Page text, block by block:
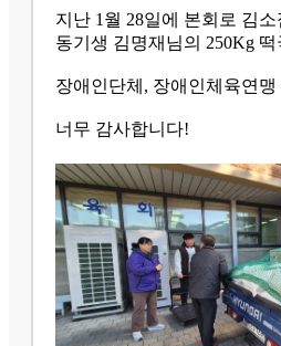
지난 1월 28일에 본회로 김
동기생 김명재님의 250Kg
장애인단체, 장애인체육연
너무 감사합니다!